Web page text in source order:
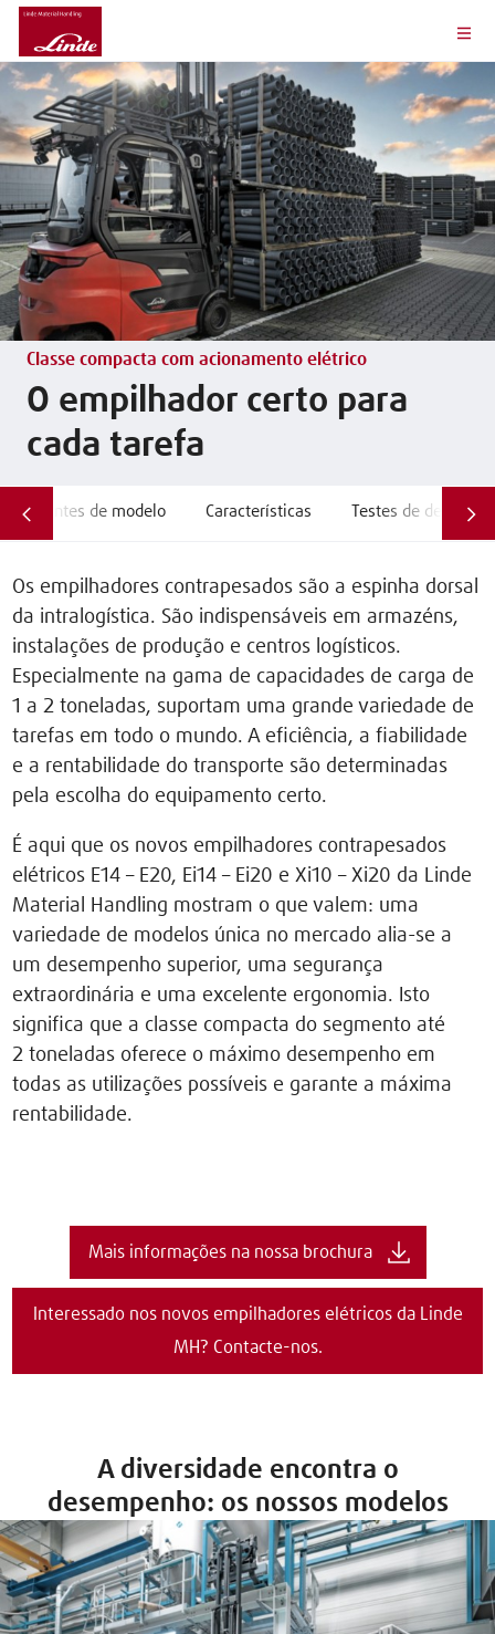
Classe compacta com acionamento elétrico
O empilhador certo para
cada tarefa
Variantes de modelo Características Testes de
Os empilhadores contrapesados são a espinha dorsal
da intralogística. São indispensáveis em armazéns,
instalações de produção e centros logísticos.
Especialmente na gama de capacidades de carga de
1 a 2 toneladas, suportam uma grande variedade de
tarefas em todo o mundo. A eficiência, a fiabilidade
e a rentabilidade do transporte são determinadas
pela escolha do equipamento certo.
É aqui que os novos empilhadores contrapesados
elétricos E14 – E20, Ei14 – Ei20 e Xi10 – Xi20 da Linde
Material Handling mostram o que valem: uma
variedade de modelos única no mercado alia-se a
um desempenho superior, uma segurança
extraordinária e uma excelente ergonomia. Isto
significa que a classe compacta do segmento até
2 toneladas oferece o máximo desempenho em
todas as utilizações possíveis e garante a máxima
rentabilidade.
Mais informações na nossa brochura
Interessado nos novos empilhadores elétricos da Linde
MH? Contacte-nos.
A diversidade encontra o
desempenho: os nossos modelos